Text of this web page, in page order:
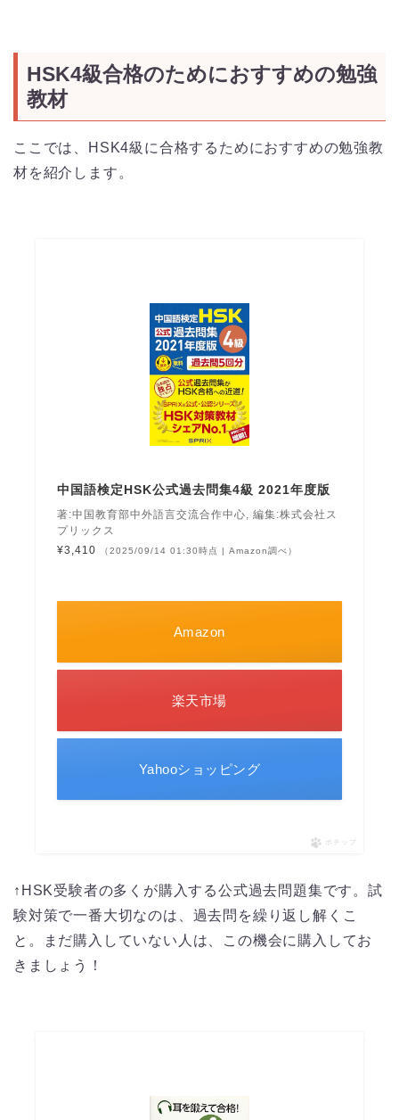
HSK4級合格のためにおすすめの勉強
教材
ここでは、HSK4級に合格するためにおすすめの勉強教
材を紹介します。
中国語検定HSK公式過去問集4級 2021年度版
著:中国教育部中外語言交流合作中心, 編集:株式会社ス
プリックス
¥3,410
（2025/09/14 01:30時点 | Amazon調べ）
Amazon
楽天市場
Yahooショッピング
ポチップ
↑HSK受験者の多くが購入する公式過去問題集です。試
験対策で一番大切なのは、過去問を繰り返し解くこ
と。まだ購入していない人は、この機会に購入してお
きましょう！